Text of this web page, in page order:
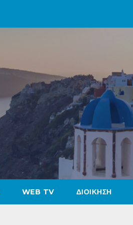
WEB TV ΔΙΟΙΚΗΣΗ